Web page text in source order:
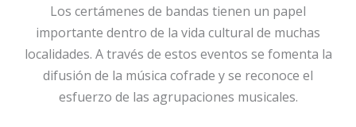
Los certámenes de bandas tienen un papel
importante dentro de la vida cultural de muchas
localidades. A través de estos eventos se fomenta la
difusión de la música cofrade y se reconoce el
esfuerzo de las agrupaciones musicales.